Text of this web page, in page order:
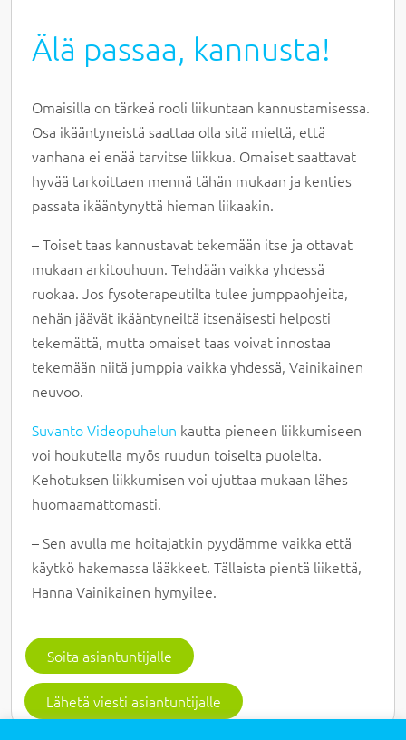
Älä passaa, kannusta!
Omaisilla on tärkeä rooli liikuntaan kannustamisessa.
Osa ikääntyneistä saattaa olla sitä mieltä, että
vanhana ei enää tarvitse liikkua. Omaiset saattavat
hyvää tarkoittaen mennä tähän mukaan ja kenties
passata ikääntynyttä hieman liikaakin.
– Toiset taas kannustavat tekemään itse ja ottavat
mukaan arkitouhuun. Tehdään vaikka yhdessä
ruokaa. Jos fysoterapeutilta tulee jumppaohjeita,
nehän jäävät ikääntyneiltä itsenäisesti helposti
tekemättä, mutta omaiset taas voivat innostaa
tekemään niitä jumppia vaikka yhdessä, Vainikainen
neuvoo.
Suvanto Videopuhelun kautta pieneen liikkumiseen
voi houkutella myös ruudun toiselta puolelta.
Kehotuksen liikkumisen voi ujuttaa mukaan lähes
huomaamattomasti.
– Sen avulla me hoitajatkin pyydämme vaikka että
käytkö hakemassa lääkkeet. Tällaista pientä liikettä,
Hanna Vainikainen hymyilee.
Soita asiantuntijalle
Lähetä viesti asiantuntijalle